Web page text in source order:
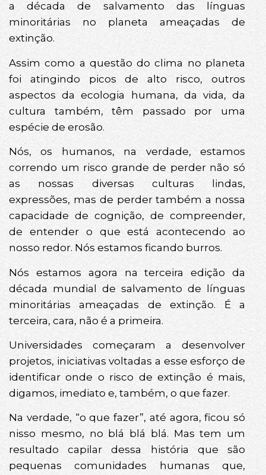
a década de salvamento das línguas
minoritárias no planeta ameaçadas de
extinção.
Assim como a questão do clima no planeta
foi atingindo picos de alto risco, outros
aspectos da ecologia humana, da vida, da
cultura também, têm passado por uma
espécie de erosão.
Nós, os humanos, na verdade, estamos
correndo um risco grande de perder não só
as nossas diversas culturas lindas,
expressões, mas de perder também a nossa
capacidade de cognição, de compreender,
de entender o que está acontecendo ao
nosso redor. Nós estamos ficando burros.
Nós estamos agora na terceira edição da
década mundial de salvamento de línguas
minoritárias ameaçadas de extinção. É a
terceira, cara, não é a primeira.
Universidades começaram a desenvolver
projetos, iniciativas voltadas a esse esforço de
identificar onde o risco de extinção é mais,
digamos, imediato e, também, o que fazer.
Na verdade, “o que fazer”, até agora, ficou só
nisso mesmo, no blá blá blá. Mas tem um
resultado capilar dessa história que são
pequenas comunidades humanas que,